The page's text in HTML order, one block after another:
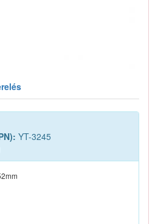
YT-3245